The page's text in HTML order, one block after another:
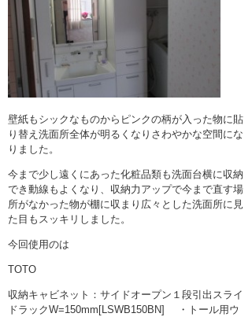
壁紙もシックなものからピンクの柄が入った物に貼
り替え洗面所全体が明るくなりさわやかな空間にな
りました。
今まで少し遠くにあった化粧品類も洗面台横に収納
でき動線もよくなり、収納力アップで今まで直す場
所がなかった物が棚に収まり広々とした洗面所に見
た目もスッキリしました。
今回使用のは
TOTO
収納キャビネット：サイドオープン１段引出スライ
ドラックW=150mm[LSWB150BN] ・トール用ウ